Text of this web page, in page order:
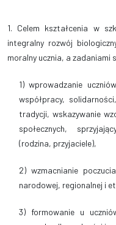
1. Celem kształcenia w
integralny rozwój
moralny ucznia, a zadaniami
1) wprowadzanie
współpracy,
tradycji, wskazywanie
społecznych,
(rodzina, przyjaciele),
2) wzmacnianie
narodowej, regionalnej i
3) formowanie u